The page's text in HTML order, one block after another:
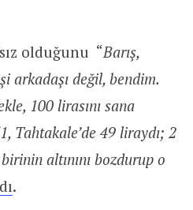
olduğunu “Barış,
arkadaşı değil, bendim.
100 lirasını sana
Tahtakale’de 49 liraydı; 2
altınını bozdurup o
.